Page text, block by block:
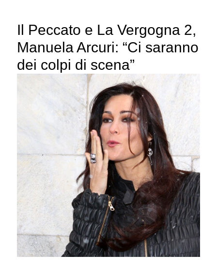
Il Peccato e La Vergogna 2,
Manuela Arcuri: “Ci saranno
dei colpi di scena”